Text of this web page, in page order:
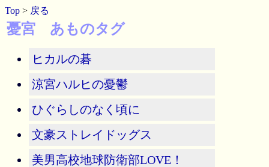
Top > 戻る
憂宮 あものタグ
ヒカルの碁
涼宮ハルヒの憂鬱
ひぐらしのなく頃に
文豪ストレイドッグス
美男高校地球防衛部LOVE！